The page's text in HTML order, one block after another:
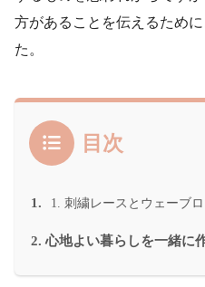
方があることを伝えるため
た。
目次
刺繍レースとウェーブ
心地よい暮らしを一緒に